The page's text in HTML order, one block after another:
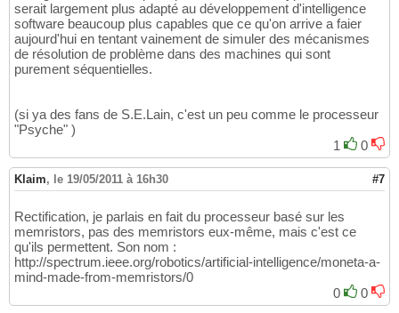
serait largement plus adapté au développement d'intelligence
software beaucoup plus capables que ce qu'on arrive a faier
aujourd'hui en tentant vainement de simuler des mécanismes
de résolution de problème dans des machines qui sont
purement séquentielles.
(si ya des fans de S.E.Lain, c'est un peu comme le processeur
"Psyche" )
1
0
Klaim, le 19/05/2011 à 16h30 #7
Rectification, je parlais en fait du processeur basé sur les
memristors, pas des memristors eux-même, mais c'est ce
qu'ils permettent. Son nom :
http://spectrum.ieee.org/robotics/artificial-intelligence/moneta-a-
mind-made-from-memristors/0
0
0